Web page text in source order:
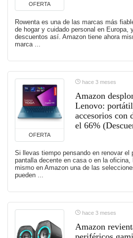
OFERTA
Rowenta es una de las marcas más
de hogar y cuidado personal en Europa,
descuentos así. Amazon tiene ahora
marca ...
OFERTA
hace 3 meses
Amazon
Lenovo:
accesorios con
el 66%
Si llevas tiempo pensando en renovar el
pantalla decente en casa o en la oficina,
mismo en Amazon una de las
pueden ...
hace 3 meses
Amazon